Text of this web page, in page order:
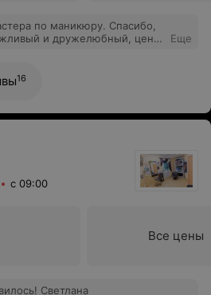
по маникюру. Спасибо,
и красивыми
Еще
16
с 09:00
Все цены
Светлана